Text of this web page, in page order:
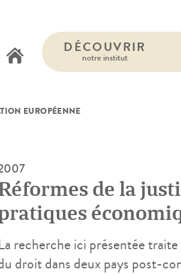
DÉCOUVRIR
notre institut
EUROPÉENNE
de la
:
recherche ici présentée
droit dans deux pays post-